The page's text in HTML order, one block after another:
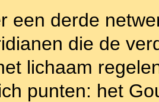
een derde
die de
lichaam
punten: het